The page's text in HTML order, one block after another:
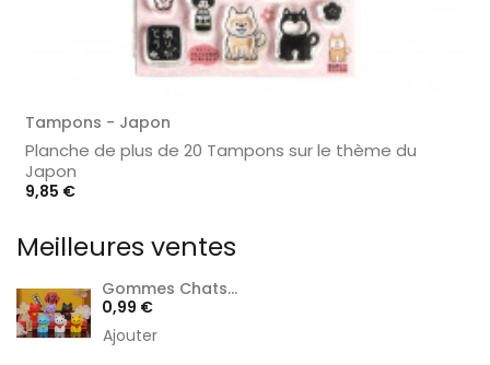
Tampons - Japon
Planche de plus de 20 Tampons sur le thème du
Japon
Prix
9,85 €
Meilleures ventes
Gommes Chats...
Prix
0,99 €
Ajouter